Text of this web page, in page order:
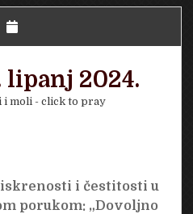
lipanj 2024.
i moli - click to pray
i čestitosti u
porukom: „Dovoljno